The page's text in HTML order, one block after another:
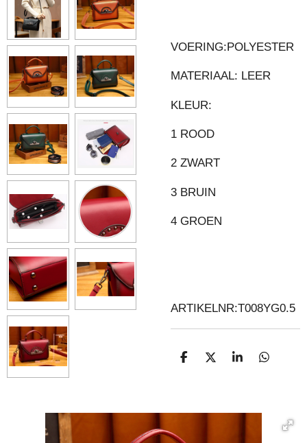
VOERING:POLYESTER
MATERIAAL: LEER
KLEUR:
1 ROOD
2 ZWART
3 BRUIN
4 GROEN
ARTIKELNR:T008YG0.5
D
N
D
S
E
D